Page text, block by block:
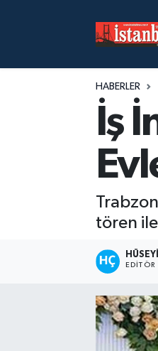
HABERLER
İş
tören
EDITÖR